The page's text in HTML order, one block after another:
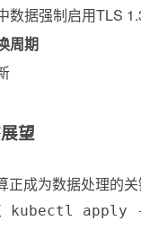
数据强制启用TLS
周期
望
正成为数据处理的
点 kubectl